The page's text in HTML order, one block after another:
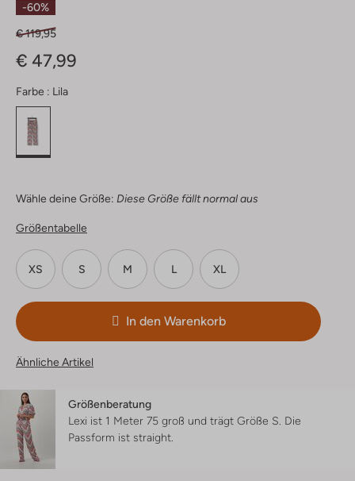
-60%
€ 119,95
€ 47,99
Farbe : Lila
Wähle deine Größe: Diese Größe fällt normal aus
Größentabelle
XS S M L XL
In den Warenkorb
Ähnliche Artikel
Größenberatung
Lexi ist 1 Meter 75 groß und trägt Größe S. Die
Passform ist straight